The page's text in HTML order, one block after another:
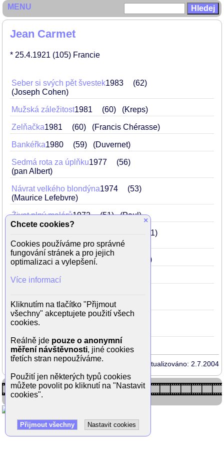
Jean Carmet
* 25.4.1921 (105) Francie
Seber si svých pět švestek1983
62
(Joseph Cohen)
Mužská záležitost1981 60 (Kreps)
Zelňačka1981 60 (Francis Chérasse)
Bankéřka1980 59 (Duvernet)
Sedmá rota za úplňku1977
56
(pan Albert)
Návrat velkého blondýna1974
53
(Maurice Lefebvre)
Život plný malérů1972 51 (Paul)
51
(Maurice)
Melodie podzemí1963 42 (barman)
Tři mušketýři1961
1961
40 (Planchet)
Tři mušketýři: Královniny přívěsky
Aktualizováno: 2.7.2004
MENU
×
Chcete cookies?
Cookies používáme pro správné
fungování stránek a pro jejich
optimalizaci a vylepšení.
Více informací
Kliknutím na tlačítko "Přijmout
všechny" akceptujete použití všech
cookies.
Reálně jde pouze o anonymní
měření návštěvnosti, jiné cookies
třetích stran nepoužíváme.
Použití jen některých typů cookies
můžete povolit po kliknutí na "Nastavit
cookies".
Přijmout všechny Nastavit cookies